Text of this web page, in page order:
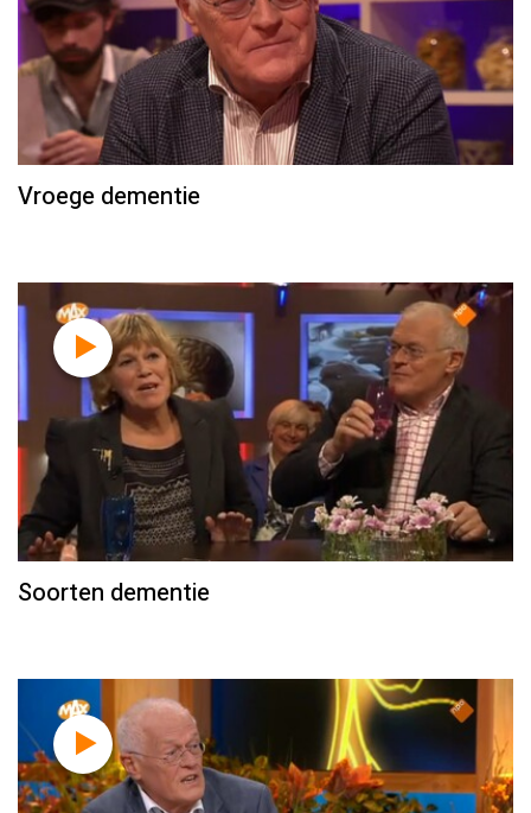
Vroege dementie
Soorten dementie